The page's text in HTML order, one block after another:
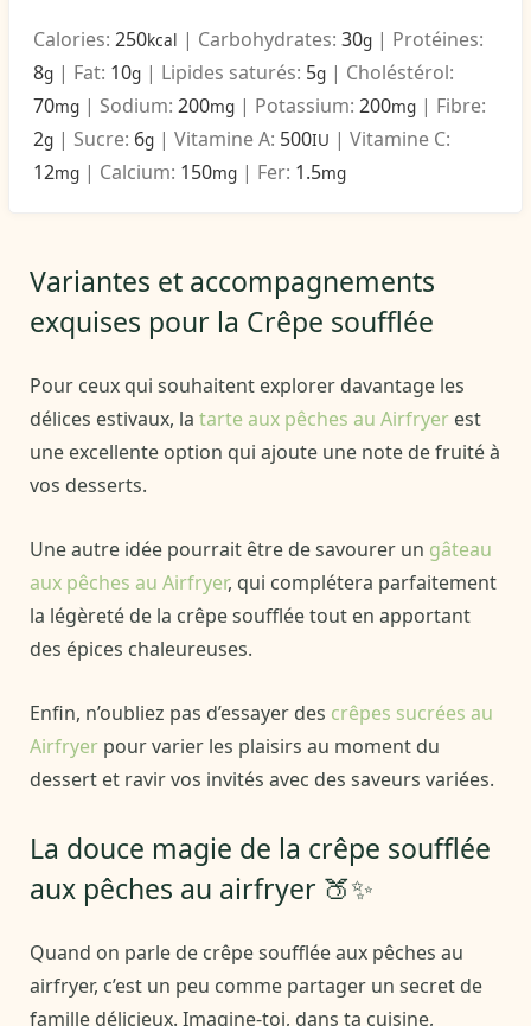
Calories: 250kcal | Carbohydrates: 30g | Protéines:
8g | Fat: 10g | Lipides saturés: 5g | Choléstérol:
70mg | Sodium: 200mg | Potassium: 200mg | Fibre:
2g | Sucre: 6g | Vitamine A: 500IU | Vitamine C:
12mg | Calcium: 150mg | Fer: 1.5mg
Variantes et accompagnements
exquises pour la Crêpe soufflée
Pour ceux qui souhaitent explorer davantage les
délices estivaux, la tarte aux pêches au Airfryer est
une excellente option qui ajoute une note de fruité à
vos desserts.
Une autre idée pourrait être de savourer un gâteau
aux pêches au Airfryer, qui complétera parfaitement
la légèreté de la crêpe soufflée tout en apportant
des épices chaleureuses.
Enfin, n’oubliez pas d’essayer des crêpes sucrées au
Airfryer pour varier les plaisirs au moment du
dessert et ravir vos invités avec des saveurs variées.
La douce magie de la crêpe soufflée
aux pêches au airfryer 🍑✨
Quand on parle de crêpe soufflée aux pêches au
airfryer, c’est un peu comme partager un secret de
famille délicieux. Imagine-toi, dans ta cuisine,